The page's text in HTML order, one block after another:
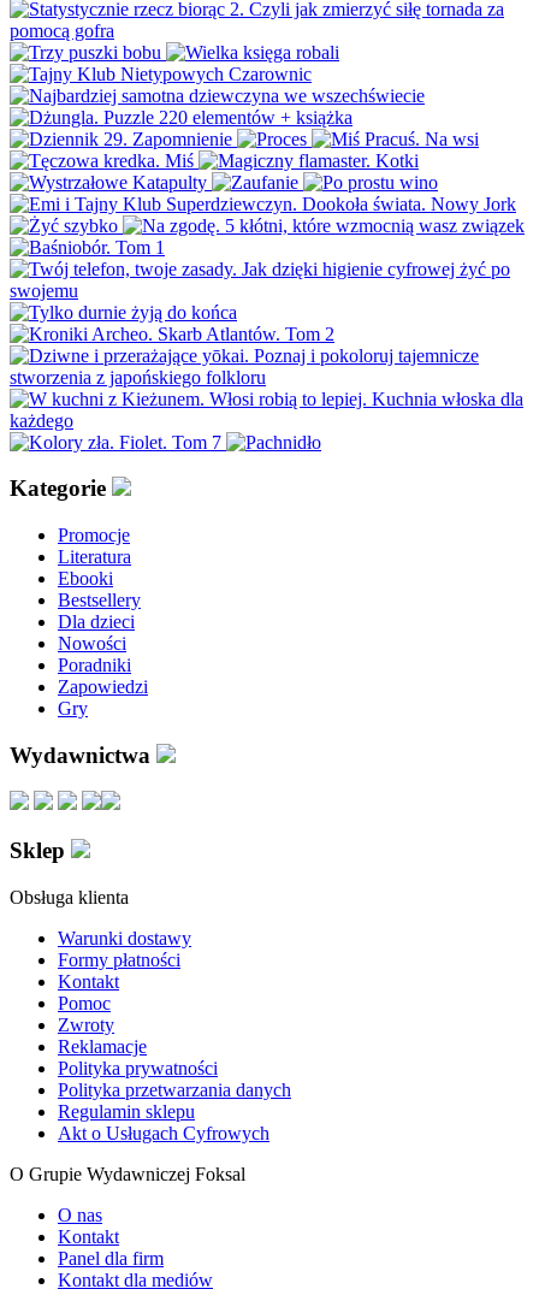
Kategorie
Promocje
Literatura
Ebooki
Bestsellery
Dla dzieci
Nowości
Poradniki
Zapowiedzi
Gry
Wydawnictwa
Sklep
Obsługa klienta
Warunki dostawy
Formy płatności
Kontakt
Pomoc
Zwroty
Reklamacje
Polityka prywatności
Polityka przetwarzania danych
Regulamin sklepu
Akt o Usługach Cyfrowych
O Grupie Wydawniczej Foksal
O nas
Kontakt
Panel dla firm
Kontakt dla mediów